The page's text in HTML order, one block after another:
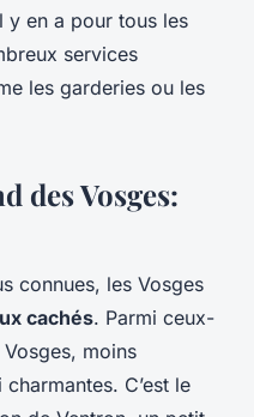
y en a pour tous les
services
les garderies ou les
des Vosges:
connues, les Vosges
cachés. Parmi ceux-
moins
C’est le